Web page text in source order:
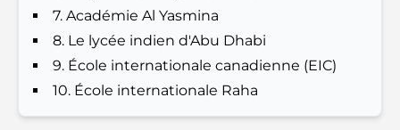
mélange de saveurs et de paysages
Restaurants avec vue sur le Burj Al Arab :
7. Académie Al Yasmina
8. Le lycée indien d'Abu Dhabi
9. École internationale canadienne (EIC)
10. École internationale Raha